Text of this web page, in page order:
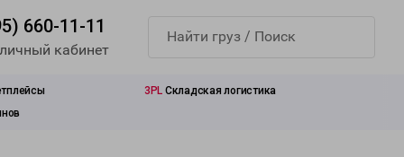
660-11-11
кабинет
3PL Складская логистика